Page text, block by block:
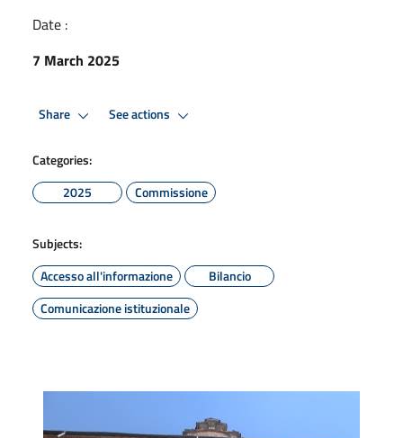
Date :
7 March 2025
Share See actions
Categories:
2025
Commissione
Subjects:
Accesso all'informazione
Bilancio
Comunicazione istituzionale